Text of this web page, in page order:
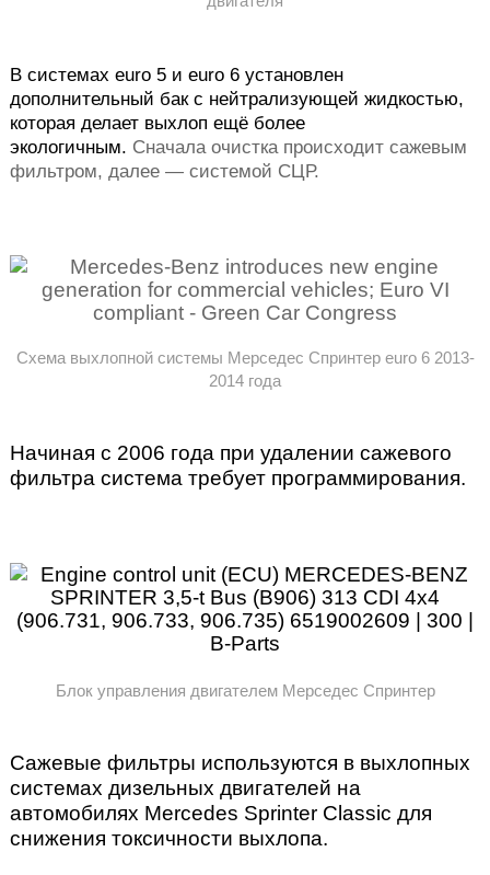
В системах euro 5 и euro 6 установлен
дополнительный бак с нейтрализующей жидкостью,
которая делает выхлоп ещё более
экологичным. Сначала очистка происходит сажевым
фильтром, далее — системой СЦР.
Схема выхлопной системы Мерседес Спринтер euro 6 2013-
2014 года
Начиная с 2006 года при удалении сажевого
фильтра система требует программирования.
Блок управления двигателем Мерседес Спринтер
Сажевые фильтры используются в выхлопных
системах дизельных двигателей на
автомобилях Mercedes Sprinter Classic для
снижения токсичности выхлопа.